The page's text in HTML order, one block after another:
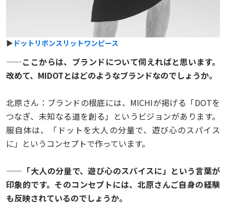
▶ ドットリボンスリットワンピース
——ここからは、ブランドについて伺えればと思います。
改めて、MIDOTとはどのようなブランドなのでしょうか。
北原さん：ブランドの根底には、MICHIが掲げる「DOTを
つなぎ、未知なる道を創る」というビジョンがあります。
服自体は、「ドットを大人の分量で、遊び心のスパイス
に」というコンセプトで作っています。
——「大人の分量で、遊び心のスパイスに」という言葉が
印象的です。そのコンセプトには、北原さんご自身の経験
も反映されているのでしょうか。